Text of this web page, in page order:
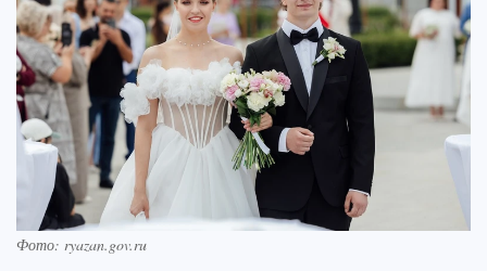
Фото: ryazan.gov.ru